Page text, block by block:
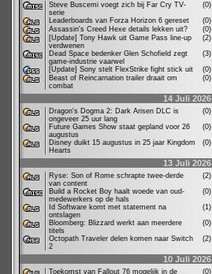
Steve Buscemi voegt zich bij Far Cry TV-
serie
(0)
Leaderboards van Forza Horizon 6 gereset
(0)
Assassin's Creed Hexe details lekken uit?
(0)
[Update] Tony Hawk uit Game Pass line-up
verdwenen
(2)
Dead Space bedenker Glen Schofield zegt
game-industrie vaarwel
(3)
[Update] Sony stelt FlexStrike fight stick uit
(0)
Beast of Reincarnation trailer draait om
combat
(0)
14 Juli 2026
Dragon's Dogma 2: Dark Arisen DLC is
ongeveer 25 uur lang
(0)
Future Games Show staat gepland voor 26
augustus
(0)
Disney duikt 15 augustus in 25 jaar Kingdom
Hearts
(0)
13 Juli 2026
Ryse: Son of Rome schrapte twee-derde
van content
(2)
Build a Rocket Boy haalt woede van oud-
medewerkers op de hals
(0)
Id Software komt met statement na
ontslagen
(1)
Bloomberg: Blizzard werkt aan meerdere
titels
(0)
Octopath Traveler delen komen naar Switch
2
(2)
10 Juli 2026
Toekomst van Fallout 76 mogelijk in de (0)